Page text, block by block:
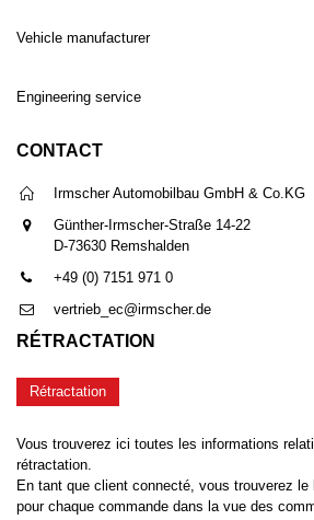
Vehicle manufacturer
Engineering service
CONTACT
Irmscher Automobilbau GmbH & Co.KG
Günther-Irmscher-Straße 14-22
D-73630 Remshalden
+49 (0) 7151 971 0
vertrieb_ec@irmscher.de
RÉTRACTATION
Rétractation
Vous trouverez ici toutes les informations
rétractation.
En tant que client connecté, vous trouverez le
pour chaque commande dans la vue des